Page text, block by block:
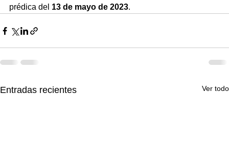
prédica del 13 de mayo de 2023.
Entradas recientes Ver todo